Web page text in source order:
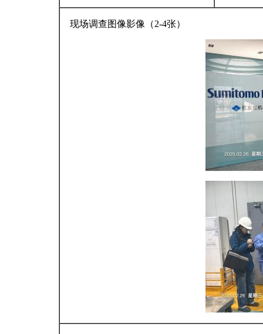
现场调查图像影像（2-4张）